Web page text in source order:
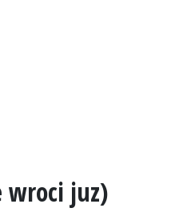
wroci juz)